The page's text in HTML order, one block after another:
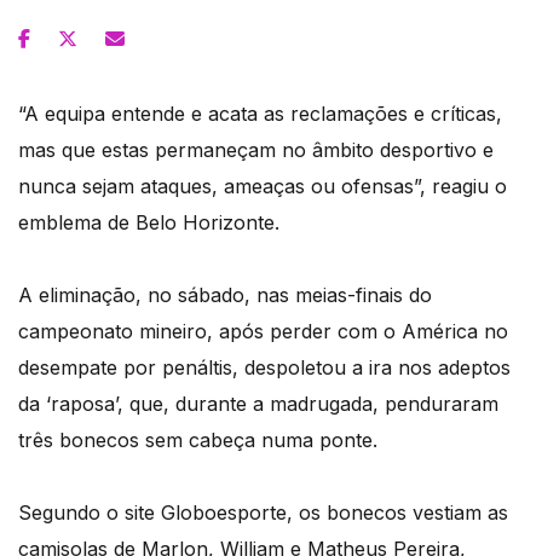
“A equipa entende e acata as reclamações e críticas,
mas que estas permaneçam no âmbito desportivo e
nunca sejam ataques, ameaças ou ofensas”, reagiu o
emblema de Belo Horizonte.
A eliminação, no sábado, nas meias-finais do
campeonato mineiro, após perder com o América no
desempate por penáltis, despoletou a ira nos adeptos
da ‘raposa’, que, durante a madrugada, penduraram
três bonecos sem cabeça numa ponte.
Segundo o site Globoesporte, os bonecos vestiam as
camisolas de Marlon, William e Matheus Pereira,